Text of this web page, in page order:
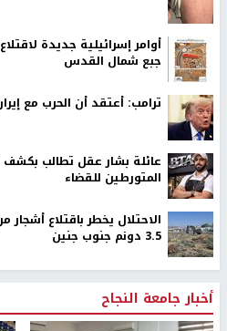
أوامر إسرائيلية جديدة
جبع شمال القدس
ترامب: أعتقد أن الحرب مع
عائلة بشار عقل تطالب بكشف
المتورطين للقضاء
3.5 دونم جنوب جنين
أخبار جامعة النجاح